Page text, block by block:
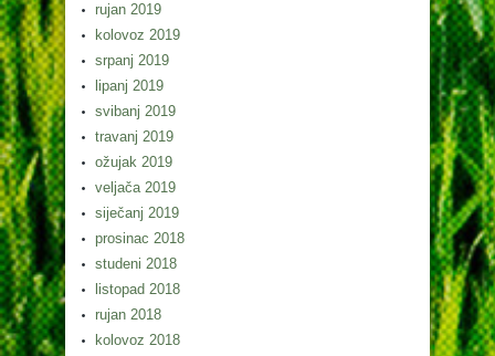
rujan 2019
kolovoz 2019
srpanj 2019
lipanj 2019
svibanj 2019
travanj 2019
ožujak 2019
veljača 2019
siječanj 2019
prosinac 2018
studeni 2018
listopad 2018
rujan 2018
kolovoz 2018